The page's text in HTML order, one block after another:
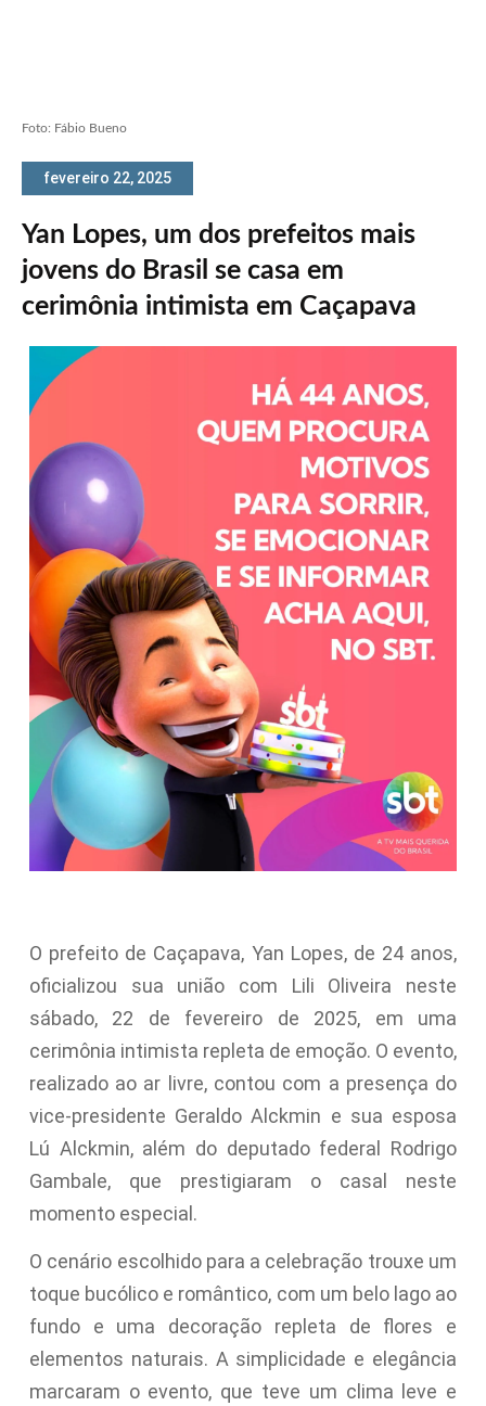
Foto: Fábio Bueno
fevereiro 22, 2025
Yan Lopes, um dos prefeitos mais
jovens do Brasil se casa em
cerimônia intimista em Caçapava
O prefeito de Caçapava, Yan Lopes, de 24 anos,
oficializou sua união com Lili Oliveira neste
sábado, 22 de fevereiro de 2025, em uma
cerimônia intimista repleta de emoção. O evento,
realizado ao ar livre, contou com a presença do
vice-presidente Geraldo Alckmin e sua esposa
Lú Alckmin, além do deputado federal Rodrigo
Gambale, que prestigiaram o casal neste
momento especial.
O cenário escolhido para a celebração trouxe um
toque bucólico e romântico, com um belo lago ao
fundo e uma decoração repleta de flores e
elementos naturais. A simplicidade e elegância
marcaram o evento, que teve um clima leve e